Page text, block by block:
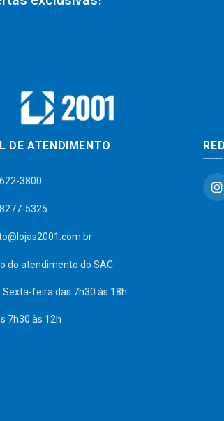
DE ATENDIMENTO
3800
5325
do atendimento do SAC
Sexta-feira das 7h30 às 18h
7h30 às 12h